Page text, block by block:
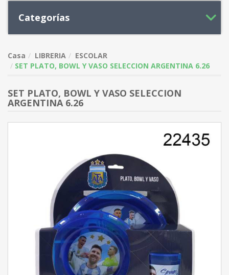
Categorías
Casa LIBRERIA
ESCOLAR
SET PLATO, BOWL Y VASO SELECCION ARGENTINA 6.26
SET PLATO, BOWL Y VASO SELECCION
ARGENTINA 6.26